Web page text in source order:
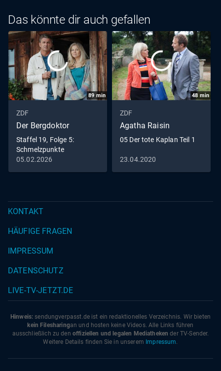
Das könnte dir auch gefallen
89 min
ZDF
Der Bergdoktor
Staffel 19, Folge 5:
Schmelzpunkte
05.02.2026
48 min
ZDF
Agatha Raisin
05 Der tote Kaplan Teil 1
23.04.2020
KONTAKT
HÄUFIGE FRAGEN
IMPRESSUM
DATENSCHUTZ
LIVE-TV-JETZT.DE
Hinweis: sendungverpasst.de ist ein redaktionelles Verzeichnis. Wir bieten
kein Filesharingan und hosten keine Videos. Alle Links führen
ausschließlich zu den offiziellen und legalen Mediatheken der TV-Sender.
Weitere Details finden Sie in unserem Impressum.